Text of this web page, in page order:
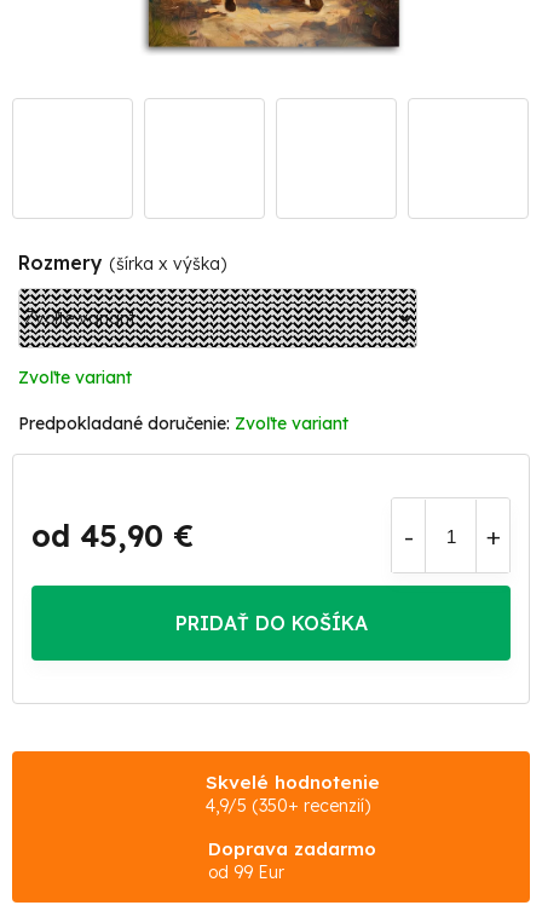
Rozmery (šírka x výška)
Zvoľte variant
Zvoľte variant
od 45,90 €
Jednotková
cena:
PRIDAŤ DO KOŠÍKA
Skvelé hodnotenie
4,9/5 (350+ recenzií)
Doprava zadarmo
od 99 Eur